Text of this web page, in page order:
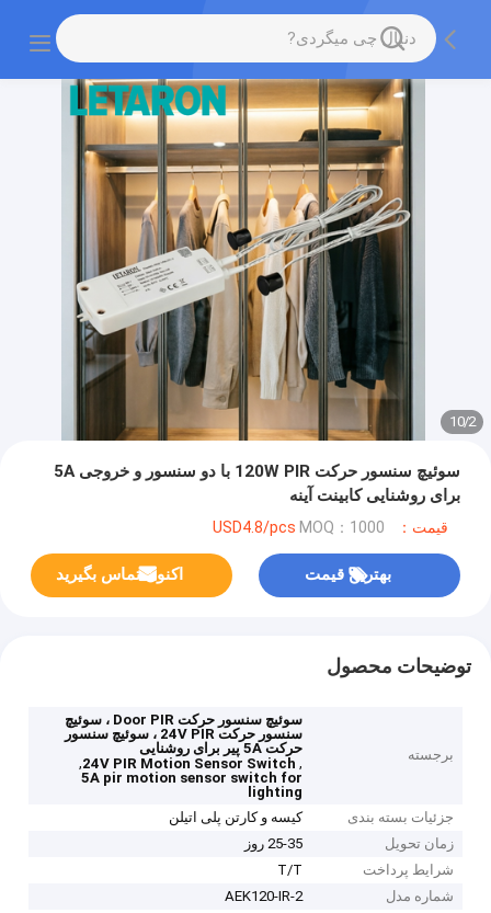
2
/
10
سوئیچ سنسور حرکت 120W PIR با دو سنسور و خروجی 5A
برای روشنایی کابینت آینه
قیمت：USD4.8/pcs MOQ：1000
بهترین قیمت اکنون تماس بگیرید
توضیحات محصول
برجسته
سوئیچ سنسور حرکت Door PIR ، سوئیچ
سنسور حرکت 24V PIR ، سوئیچ سنسور
حرکت 5A پیر برای روشنایی
,
24V PIR Motion Sensor Switch
,
5A pir motion sensor switch for
lighting
جزئیات بسته بندی
کیسه و کارتن پلی اتیلن
زمان تحویل
25-35 روز
شرایط پرداخت
T/T
شماره مدل
AEK120-IR-2